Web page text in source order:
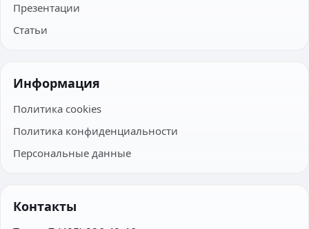
Презентации
Статьи
Информация
Политика cookies
Политика конфиденциальности
Персональные данные
Контакты